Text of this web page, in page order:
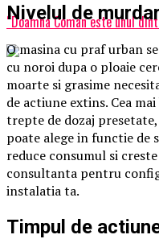
“Doamna Coman este unul
Nivelul de
O masina cu praf urban
cu noroi dupa o ploaie
moarte si grasime
de actiune extins. Cea
trepte de dozaj
poate alege in functie de
reduce consumul si
consultanta pentru
instalatia ta.
Timpul de